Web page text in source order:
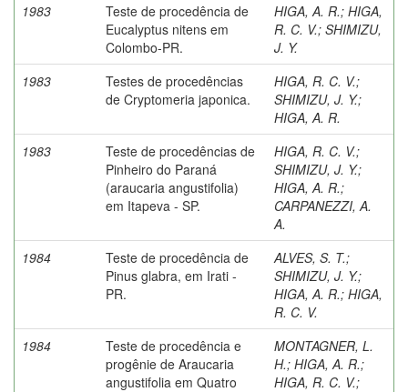
1983
Teste de procedência de
Eucalyptus nitens em
Colombo-PR.
HIGA, A. R.; HIGA,
R. C. V.; SHIMIZU,
J. Y.
1983
Testes de procedências
de Cryptomeria japonica.
HIGA, R. C. V.;
SHIMIZU, J. Y.;
HIGA, A. R.
1983
Teste de procedências de
Pinheiro do Paraná
(araucaria angustifolia)
em Itapeva - SP.
HIGA, R. C. V.;
SHIMIZU, J. Y.;
HIGA, A. R.;
CARPANEZZI, A.
A.
1984
Teste de procedência de
Pinus glabra, em Irati -
PR.
ALVES, S. T.;
SHIMIZU, J. Y.;
HIGA, A. R.; HIGA,
R. C. V.
1984
Teste de procedência e
progênie de Araucaria
angustifolia em Quatro
MONTAGNER, L.
H.; HIGA, A. R.;
HIGA, R. C. V.;